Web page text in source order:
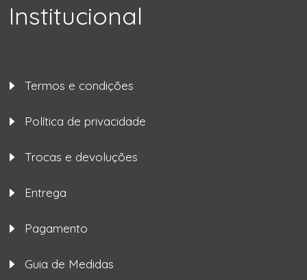
Institucional
Termos e condições
Política de privacidade
Trocas e devoluções
Entrega
Pagamento
Guia de Medidas